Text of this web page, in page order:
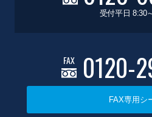
受付平日 8:30
FAX 0120-
FAX専用シ